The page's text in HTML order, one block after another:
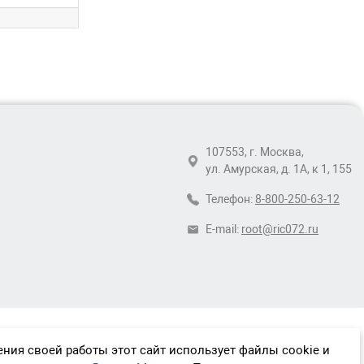
107553, г. Москва,
ул. Амурская, д. 1А, к 1, 155
Телефон: 8-800-250-63-12
E-mail: root@ric072.ru
своей работы этот сайт использует файлы cookie и